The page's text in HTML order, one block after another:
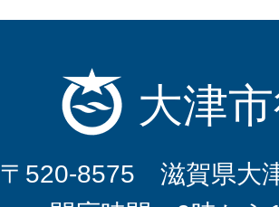
大津
〒520-8575 滋賀県大